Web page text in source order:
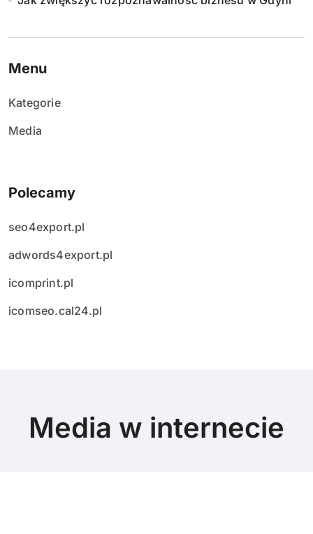
Menu
Kategorie
Media
Polecamy
seo4export.pl
adwords4export.pl
icomprint.pl
icomseo.cal24.pl
Media w internecie